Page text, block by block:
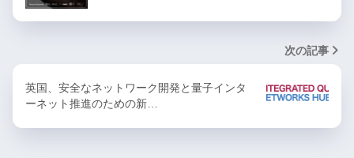
次の記事
英国、安全なネットワーク開発と量子インタ
ーネット推進のための新…